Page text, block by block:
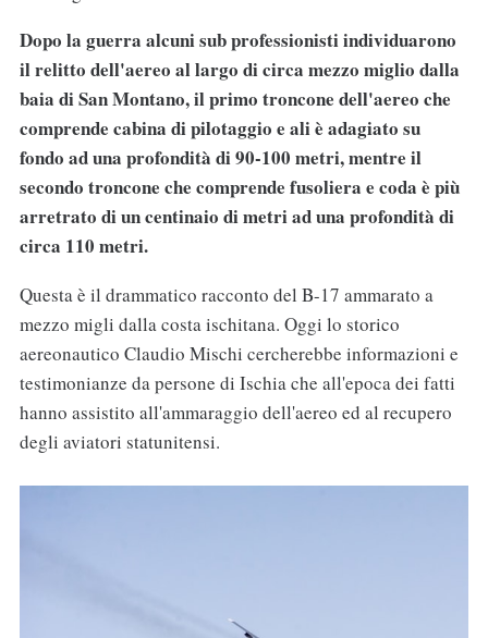
Dopo la guerra alcuni sub professionisti individuarono
il relitto dell'aereo al largo di circa mezzo miglio dalla
baia di San Montano, il primo troncone dell'aereo che
comprende cabina di pilotaggio e ali è adagiato su
fondo ad una profondità di 90-100 metri, mentre il
secondo troncone che comprende fusoliera e coda è più
arretrato di un centinaio di metri ad una profondità di
circa 110 metri.
Questa è il drammatico racconto del B-17 ammarato a
mezzo migli dalla costa ischitana. Oggi lo storico
aereonautico Claudio Mischi cercherebbe informazioni e
testimonianze da persone di Ischia che all'epoca dei fatti
hanno assistito all'ammaraggio dell'aereo ed al recupero
degli aviatori statunitensi.